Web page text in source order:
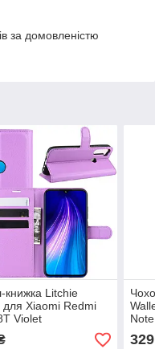
за домовленістю
книжка Litchie
для Xiaomi Redmi
Violet
Blue
329